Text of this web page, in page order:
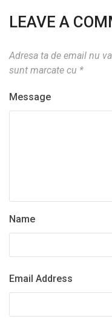
LEAVE A
Adresa ta de email nu
sunt marcate cu *
Message
Name
Email Address